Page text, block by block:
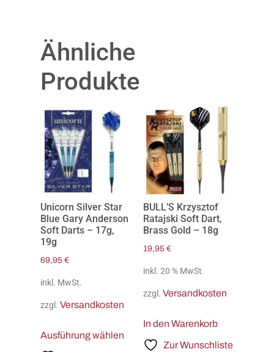
Ähnliche
Produkte
Unicorn Silver Star
Blue Gary Anderson
Soft Darts – 17g,
19g
69,95 €
inkl. MwSt.
zzgl. Versandkosten
Ausführung wählen
BULL’S Krzysztof
Ratajski Soft Dart,
Brass Gold – 18g
19,95 €
inkl. 20 % MwSt.
zzgl. Versandkosten
In den Warenkorb
Zur Wunschliste